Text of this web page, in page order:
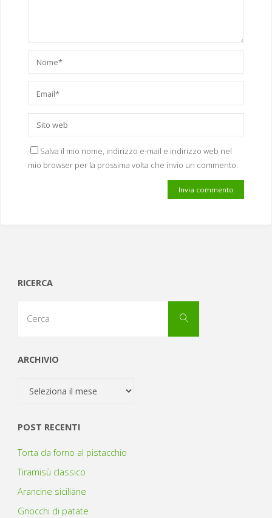
Salva il mio nome, indirizzo e-mail e indirizzo web nel
mio browser per la prossima volta che invio un commento.
RICERCA
Cerca
ARCHIVIO
POST RECENTI
Torta da forno al pistacchio
Tiramisù classico
Arancine siciliane
Gnocchi di patate